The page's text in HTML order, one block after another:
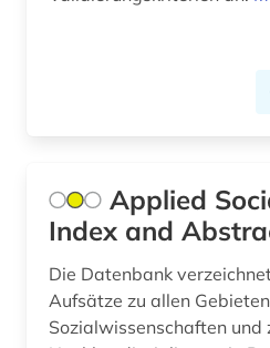
generative ki (1)
geographie (1)
Applied
Index and
Die Datenbank
Aufsätze zu allen
Sozialwissenschaften und